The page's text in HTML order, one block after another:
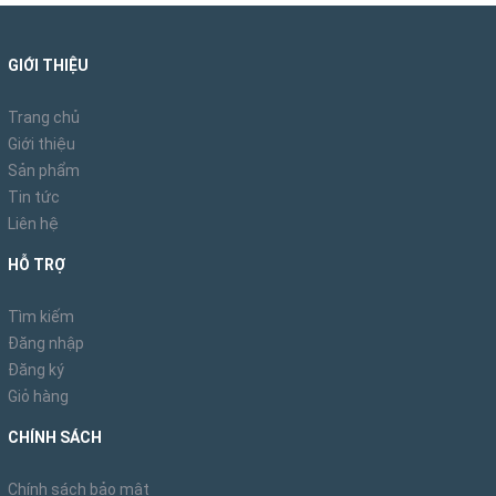
GIỚI THIỆU
Trang chủ
Giới thiệu
Sản phẩm
Tin tức
Liên hệ
HỖ TRỢ
Tìm kiếm
Đăng nhập
Đăng ký
Giỏ hàng
CHÍNH SÁCH
Chính sách bảo mật